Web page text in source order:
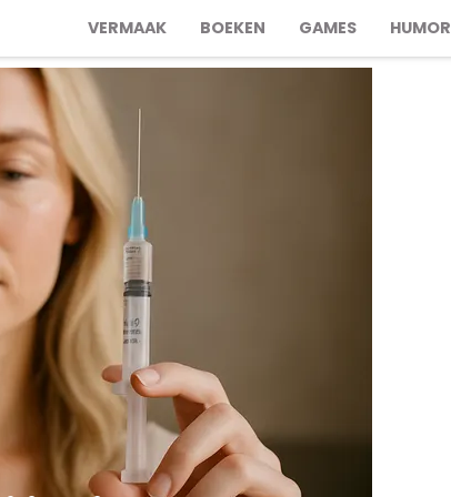
VERMAAK BOEKEN GAMES HUMOR